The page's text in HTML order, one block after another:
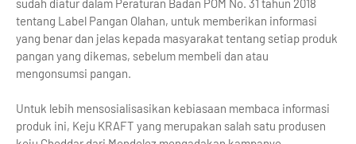
sudah diatur dalam Peraturan Badan POM No. 31 tahun 2018
tentang Label Pangan Olahan, untuk memberikan informasi
yang benar dan jelas kepada masyarakat tentang setiap produk
pangan yang dikemas, sebelum membeli dan atau
mengonsumsi pangan.
Untuk lebih mensosialisasikan kebiasaan membaca informasi
produk ini, Keju KRAFT yang merupakan salah satu produsen